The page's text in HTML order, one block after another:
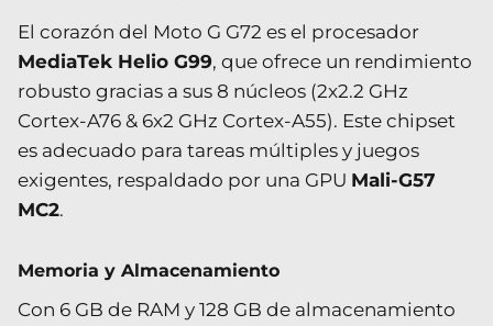
El corazón del Moto G G72 es el procesador
MediaTek Helio G99, que ofrece un rendimiento
robusto gracias a sus 8 núcleos (2x2.2 GHz
Cortex-A76 & 6x2 GHz Cortex-A55). Este chipset
es adecuado para tareas múltiples y juegos
exigentes, respaldado por una GPU Mali-G57
MC2.
Memoria y Almacenamiento
Con 6 GB de RAM y 128 GB de almacenamiento